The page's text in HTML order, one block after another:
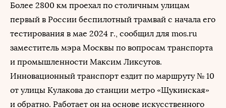
Более 2800 км проехал по столичным улицам
первый в России беспилотный трамвай с начала его
тестирования в мае 2024 г., сообщил для mos.ru
заместитель мэра Москвы по вопросам транспорта
и промышленности Максим Ликсутов.
Инновационный транспорт ездит по маршруту № 10
от улицы Кулакова до станции метро «Щукинская»
и обратно. Работает он на основе искусственного